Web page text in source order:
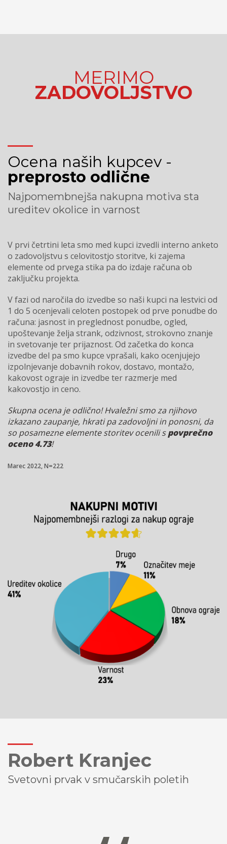
MERIMO
ZADOVOLJSTVO
Ocena naših kupcev -
preprosto odlične
Najpomembnejša nakupna motiva sta
ureditev okolice in varnost
V prvi četrtini leta smo med kupci izvedli interno anketo
o zadovoljstvu s celovitostjo storitve, ki zajema
elemente od prvega stika pa do izdaje računa ob
zaključku projekta.
V fazi od naročila do izvedbe so naši kupci na lestvici od
1 do 5 ocenjevali celoten postopek od prve ponudbe do
računa: jasnost in preglednost ponudbe, ogled,
upoštevanje želja strank, odzivnost, strokovno znanje
in svetovanje ter prijaznost. Od začetka do konca
izvedbe del pa smo kupce vprašali, kako ocenjujejo
izpolnjevanje dobavnih rokov, dostavo, montažo,
kakovost ograje in izvedbe ter razmerje med
kakovostjo in ceno.
Skupna ocena je odlično! Hvaležni smo za njihovo
izkazano zaupanje, hkrati pa zadovoljni in ponosni, da
so posamezne elemente storitev ocenili spovprečno
oceno 4.73!
Marec 2022, N=222
Robert Kranjec
Svetovni prvak v smučarskih poletih